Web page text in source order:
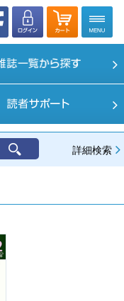
詳細検索